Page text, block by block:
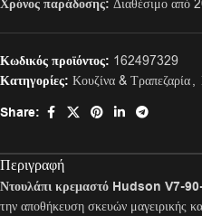
Χρόνος παράδοσης: Διαθέσιμο από
Κωδικός προϊόντος: 162497329
Κατηγορίες: Κουζίνα & Τραπεζαρία,
Share:
Περιγραφή
Ντουλάπι κρεμαστό Hudson V7-90-
την αποθήκευση σκευών μαγειρικής